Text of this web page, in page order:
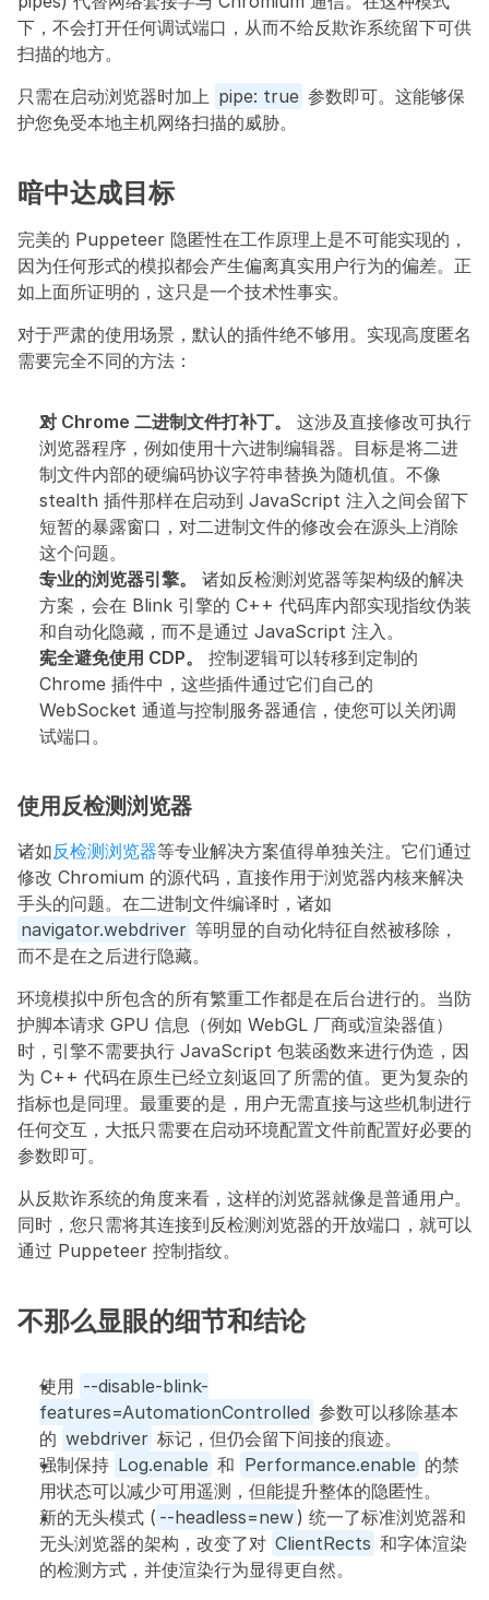
下，不会打开任何调试端口，从而不给反欺诈系统留下可供
扫描的地方。
只需在启动浏览器时加上 pipe: true 参数即可。这能够保
护您免受本地主机网络扫描的威胁。
暗中达成目标
完美的 Puppeteer 隐匿性在工作原理上是不可能实现的，
因为任何形式的模拟都会产生偏离真实用户行为的偏差。正
如上面所证明的，这只是一个技术性事实。
对于严肃的使用场景，默认的插件绝不够用。实现高度匿名
需要完全不同的方法：
对 Chrome 二进制文件打补丁。
这涉及直接修改可执行
浏览器程序，例如使用十六进制编辑器。目标是将二进
制文件内部的硬编码协议字符串替换为随机值。不像
stealth 插件那样在启动到 JavaScript 注入之间会留下
短暂的暴露窗口，对二进制文件的修改会在源头上消除
这个问题。
专业的浏览器引擎。
诸如反检测浏览器等架构级的解决
方案，会在 Blink 引擎的 C++ 代码库内部实现指纹伪装
和自动化隐藏，而不是通过 JavaScript 注入。
完全避免使用 CDP。
控制逻辑可以转移到定制的
Chrome 插件中，这些插件通过它们自己的
WebSocket 通道与控制服务器通信，使您可以关闭调
试端口。
使用反检测浏览器
诸如反检测浏览器等专业解决方案值得单独关注。它们通过
修改 Chromium 的源代码，直接作用于浏览器内核来解决
navigator.webdriver 等明显的自动化特征自然被移除，
而不是在之后进行隐藏。
环境模拟中所包含的所有繁重工作都是在后台进行的。当防
护脚本请求 GPU 信息（例如 WebGL 厂商或渲染器值）
时，引擎不需要执行 JavaScript 包装函数来进行伪造，因
为 C++ 代码在原生已经立刻返回了所需的值。更为复杂的
指标也是同理。最重要的是，用户无需直接与这些机制进行
任何交互，大抵只需要在启动环境配置文件前配置好必要的
参数即可。
从反欺诈系统的角度来看，这样的浏览器就像是普通用户。
同时，您只需将其连接到反检测浏览器的开放端口，就可以
通过 Puppeteer 控制指纹。
不那么显眼的细节和结论
使用 --disable-blink-
features=AutomationControlled 参数可以移除基本
的 webdriver 标记，但仍会留下间接的痕迹。
强制保持 Log.enable 和 Performance.enable 的禁
用状态可以减少可用遥测，但能提升整体的隐匿性。
新的无头模式 ( --headless=new ) 统一了标准浏览器和
无头浏览器的架构，改变了对 ClientRects 和字体渲染
的检测方式，并使渲染行为显得更自然。